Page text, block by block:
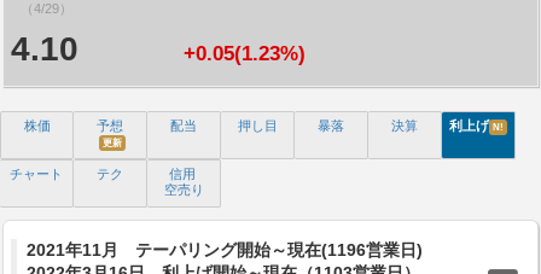
（4/29）
4.10 +0.05(1.23%)
株価 予想
更新
配当 押し目 暴落 決算 利上げ N!
チャート テク
信用
空売り
2021年11月 テーパリング開始～現在(1196営業日)